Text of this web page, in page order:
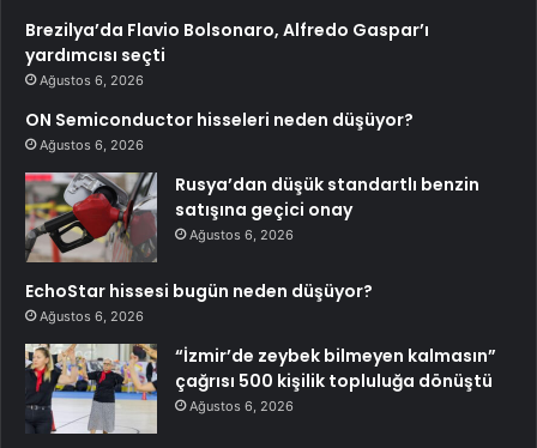
Brezilya’da Flavio Bolsonaro, Alfredo Gaspar’ı
yardımcısı seçti
Ağustos 6, 2026
ON Semiconductor hisseleri neden düşüyor?
Ağustos 6, 2026
Rusya’dan düşük standartlı benzin
satışına geçici onay
Ağustos 6, 2026
EchoStar hissesi bugün neden düşüyor?
Ağustos 6, 2026
“İzmir’de zeybek bilmeyen kalmasın”
çağrısı 500 kişilik topluluğa dönüştü
Ağustos 6, 2026